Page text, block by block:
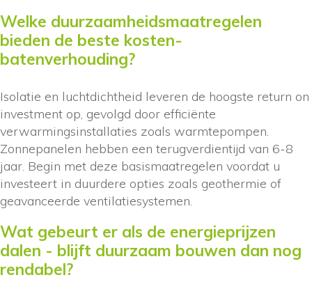
Welke duurzaamheidsmaatregelen
bieden de beste kosten-
batenverhouding?
Isolatie en luchtdichtheid leveren de hoogste return on
investment op, gevolgd door efficiënte
verwarmingsinstallaties zoals warmtepompen.
Zonnepanelen hebben een terugverdientijd van 6-8
jaar. Begin met deze basismaatregelen voordat u
investeert in duurdere opties zoals geothermie of
geavanceerde ventilatiesystemen.
Wat gebeurt er als de energieprijzen
dalen - blijft duurzaam bouwen dan nog
rendabel?